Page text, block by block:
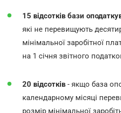
15 відсотків бази
які не перевищують
мінімальної заробітної
на 1 січня звітного
20 відсотків - якщо база
календарному місяці
розмір мінімальної